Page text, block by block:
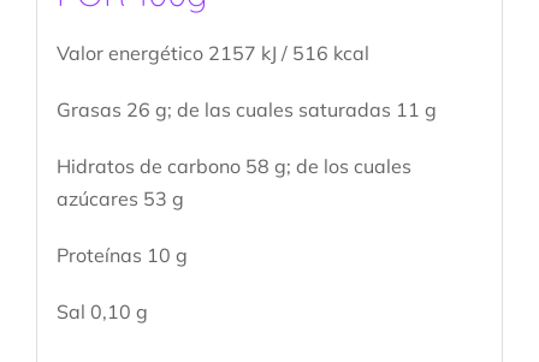
Valor energético 2157 kJ / 516 kcal
Grasas 26 g; de las cuales saturadas 11 g
Hidratos de carbono 58 g; de los cuales
azúcares 53 g
Proteínas 10 g
Sal 0,10 g